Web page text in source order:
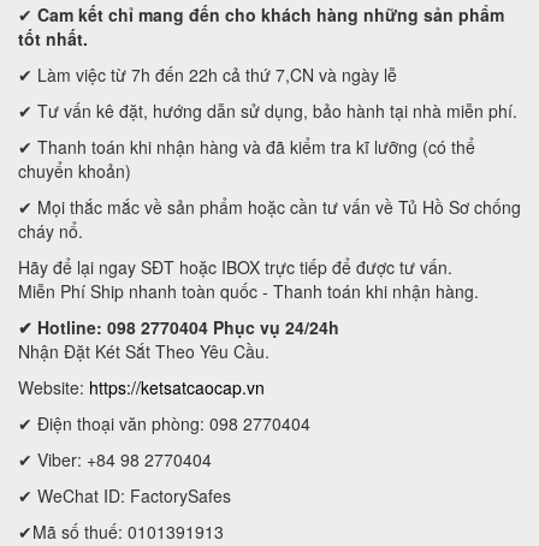
✔ Cam kết chỉ mang đến cho khách hàng những sản phẩm
tốt nhất.
✔ Làm việc từ 7h đến 22h cả thứ 7,CN và ngày lễ
✔ Tư vấn kê đặt, hướng dẫn sử dụng, bảo hành tại nhà miễn phí.
✔ Thanh toán khi nhận hàng và đã kiểm tra kĩ lưỡng (có thể
chuyển khoản)
✔ Mọi thắc mắc về sản phẩm hoặc cần tư vấn về Tủ Hồ Sơ chống
cháy nổ.
Hãy để lại ngay SĐT hoặc IBOX trực tiếp để được tư vấn.
Miễn Phí Ship nhanh toàn quốc - Thanh toán khi nhận hàng.
✔ Hotline: 098 2770404 Phục vụ 24/24h
Nhận Đặt Két Sắt Theo Yêu Cầu.
Website: https://ketsatcaocap.vn
✔ Điện thoại văn phòng: 098 2770404
✔ Viber: +84 98 2770404
✔ WeChat ID: FactorySafes
✔Mã số thuế: 0101391913